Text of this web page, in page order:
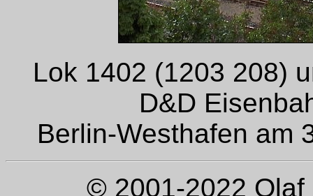
Lok 1402 (1203 208)
D&D
Berlin-Westhafen am
© 2001-2022 Olaf